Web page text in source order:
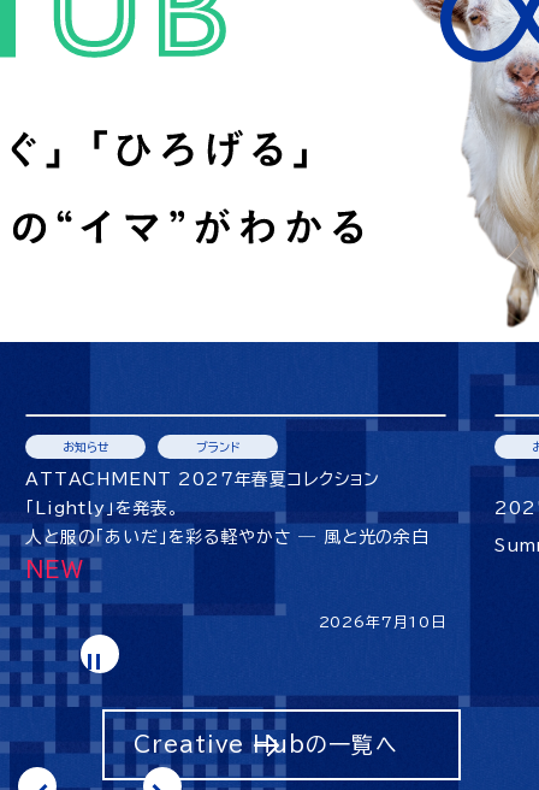
2026年7月10日
お知らせ ブランド
ATTACHMENT 2027年春夏コレクション
「Lightly」を発表。
人と服の「あいだ」を彩る軽やかさ ― 風と光の余白
Creative Hubの一覧へ